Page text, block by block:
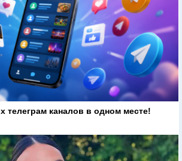
каналов в одном месте!